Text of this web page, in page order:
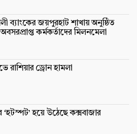
ব্যাংকের জয়পুরহাট শাখায় অনুষ্ঠিত
কর্মকর্তাদের মিলনমেলা
রাশিয়ার ড্রোন হামলা
‘হটস্পট’ হয়ে উঠেছে কক্সবাজার